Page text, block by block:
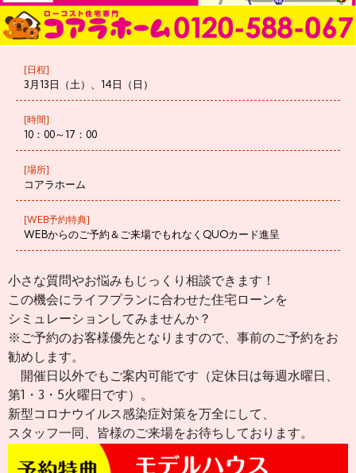
[日程]
3月13日（土）、14日（日）
[時間]
10：00～17：00
[場所]
コアラホーム
[WEB予約特典]
WEBからのご予約＆ご来場でもれなくQUOカード進呈
小さな質問やお悩みもじっくり相談できます！
この機会にライフプランに合わせた住宅ローンを
シミュレーションしてみませんか？
※ご予約のお客様優先となりますので、事前のご予約をお
勧めします。
開催日以外でもご案内可能です（定休日は毎週水曜日、
第1・3・5火曜日です）。
新型コロナウイルス感染症対策を万全にして、
スタッフ一同、皆様のご来場をお待ちしております。